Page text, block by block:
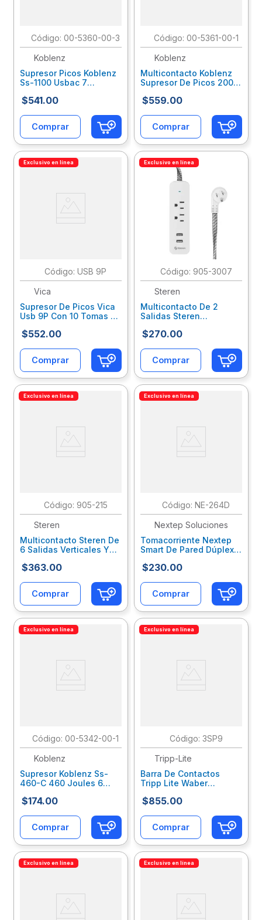
: 00-5360-00-3
Koblenz
Supresor Picos Koblenz
Ss-1100 Usbac 7
1100J Kbcsupab007
$541.00
Comprar
: 00-5361-00-1
Koblenz
Multicontacto Koblenz
Supresor De Picos 2000
Giratorios 1 Led 1
Kbcsupab008
$559.00
Comprar
Exclusivo en línea
: USB 9P
Vica
Supresor De Picos Vica
Usb 9P Con 10 Tomas 3
Tipo C Vbereuab048
$552.00
Comprar
Exclusivo en línea
: 905-3007
Steren
Multicontacto De 2
Salidas Steren
Cargador Usb
$270.00
Comprar
Exclusivo en línea
: 905-215
Steren
Multicontacto Steren De
6 Salidas Verticales Y
Negro Sqcadaab025
$363.00
Comprar
Exclusivo en línea
: NE-264D
Nextep Soluciones
Tomacorriente Nextep
Smart De Pared Dúplex +
Wi-Fi Nxeconab003
$230.00
Comprar
Exclusivo en línea
: 00-5342-00-1
Koblenz
Supresor Koblenz Ss-
460-C 460 Joules 6
Switch On/Off
$174.00
Comprar
Exclusivo en línea
: 3SP9
Tripp-Lite
Barra De Contactos
Tripp Lite Waber
Tomacorrientes 2.74M
Protector D Trvbarab013
$855.00
Comprar
Exclusivo en línea Exclusivo en línea